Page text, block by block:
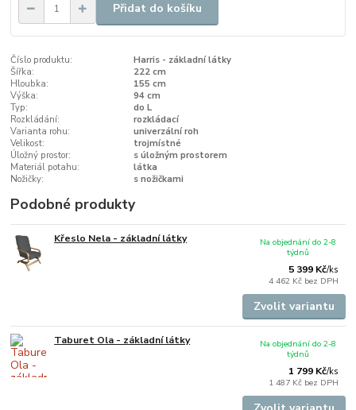
Přidat do košíku
Číslo produktu:
Harris - základní látky
Šířka:
222 cm
Hloubka:
155 cm
Výška:
94 cm
Typ:
do L
Rozkládání:
rozkládací
Varianta rohu:
univerzální roh
Velikost:
trojmístné
Úložný prostor:
s úložným prostorem
Materiál potahu:
látka
Nožičky:
s nožičkami
Podobné produkty
Křeslo Nela - základní látky
5 399 Kč/ks
4 462 Kč bez DPH
Na objednání do 2-8
týdnů
Zvolit variantu
Taburet Ola - základní látky
1 799 Kč/ks
1 487 Kč bez DPH
Na objednání do 2-8
týdnů